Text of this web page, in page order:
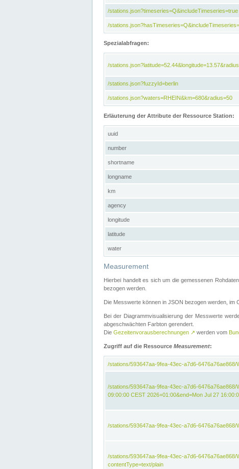
/stations.json?timeseries=Q&includeTimeseries=true
/
Spezialabfragen:
/
/stations.json?fuzzyId=berlin
/stations.json?waters=RHEIN&km=680&radius=50
Erläuterung der Attribute der Ressource Station:
uuid
number
shortname
longname
km
agency
longitude
latitude
water
Measurement
Hierbei handelt es sich um die gemessenen
bezogen werden.
Die Messwerte können in JSON bezogen werden, im
Bei der Diagrammvisualisierung der Messwerte
abgeschwächten Farbton gerendert.
Die Gezeitenvorausberechnungen ↗ werden vom
Zugriff auf die Ressource Measurement:
/stations/593647aa-9fea-43ec-a7d6-6476a76ae868/
/stations/593647aa-9fea-43ec-a7d6-
09:00:00 CEST 2026+01:00&end=Mon Jul 27
/stations/593647aa-9fea-43ec-a7d6-
/stations/593647aa-9fea-43ec-a7d6-
contentType=text/plain